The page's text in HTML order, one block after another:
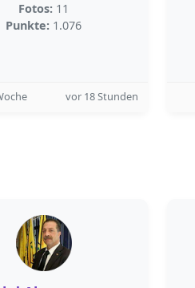
Fotos: 11
Punkte: 1.076
vor 18 Stunden